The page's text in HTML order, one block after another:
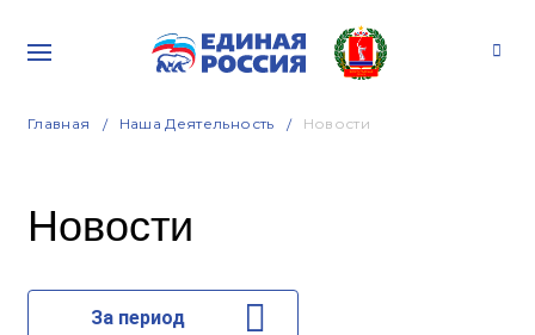
Главная Наша Деятельность Новости
Новости
За период